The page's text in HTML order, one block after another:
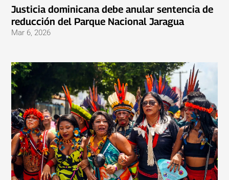
Justicia dominicana debe anular sentencia de
reducción del Parque Nacional Jaragua
Mar 6, 2026